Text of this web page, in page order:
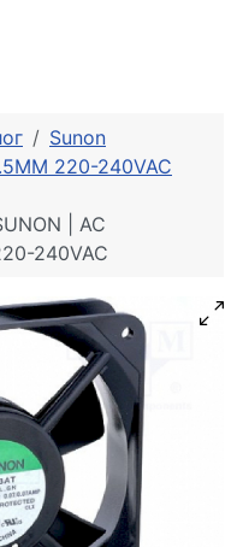
Sunon
220-240VAC
| AC
240VAC